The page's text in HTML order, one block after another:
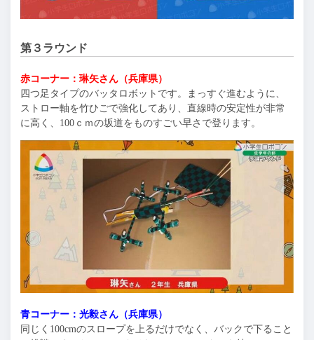
第３ラウンド
赤コーナー：琳矢さん（兵庫県）
四つ足タイプのバッタロボットです。まっすぐ進むように、
ストロー軸を竹ひごで強化してあり、直線時の安定性が非常
に高く、100ｃｍの坂道をものすごい早さで登ります。
青コーナー：光毅さん（兵庫県）
同じく100cmのスロープを上るだけでなく、バックで下ること